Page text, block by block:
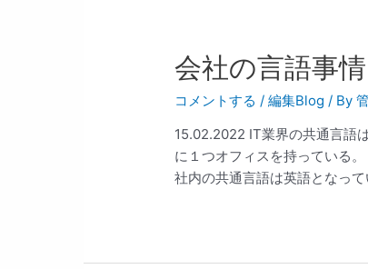
会社の言語事情
コメントする /編集Blog / By
15.02.2022 IT業界の共通言語
に１つオフィスを持っている
社内の共通言語は英語となっ